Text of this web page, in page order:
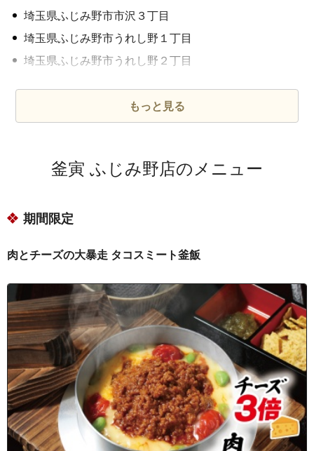
埼玉県ふじみ野市市沢３丁目
埼玉県ふじみ野市うれし野１丁目
埼玉県ふじみ野市うれし野２丁目
埼玉県ふじみ野市大井１丁目
埼玉県ふじみ野市大井中央２丁目
埼玉県ふじみ野市大井中央４丁目
埼玉県ふじみ野市亀久保１丁目
埼玉県ふじみ野市亀久保２丁目
埼玉県ふじみ野市亀久保３丁目
埼玉県ふじみ野市亀久保４丁目
埼玉県ふじみ野市亀久保赤土原
埼玉県ふじみ野市亀久保大野原
埼玉県ふじみ野市亀久保亀居
埼玉県ふじみ野市亀久保三角
埼玉県ふじみ野市桜ケ丘１丁目
もっと見る
釜寅 ふじみ野店のメニュー
期間限定
肉とチーズの大暴走 タコスミート釜飯